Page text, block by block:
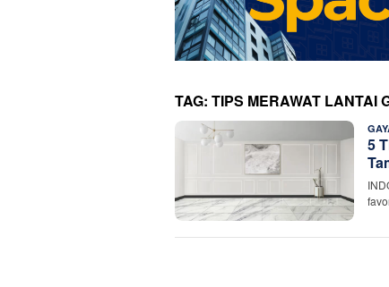
TAG: TIPS MERAWAT LANTAI
5